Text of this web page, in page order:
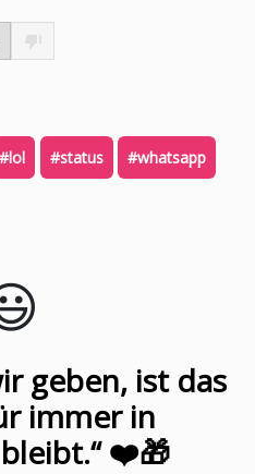
#lol #status #whatsapp
geben, ist das
immer in
❤️🎁